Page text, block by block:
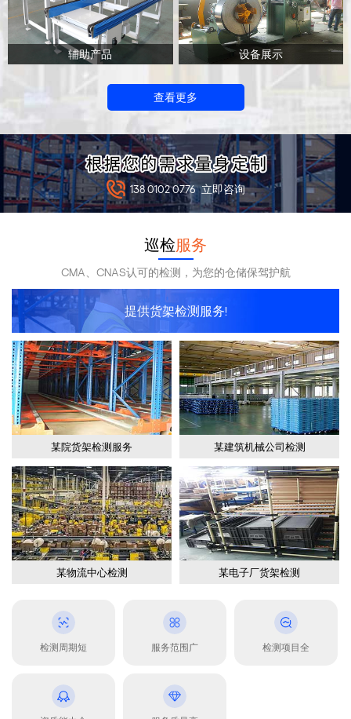
辅助产品 设备展示
查看更多
138 0102 0776 立即咨询
巡检服务
CMA、CNAS认可的检测，为您的仓储保驾护航
提供货架检测服务!
某院货架检测服务 某建筑机械公司检测
某物流中心检测 某电子厂货架检测
检测周期短 服务范围广 检测项目全